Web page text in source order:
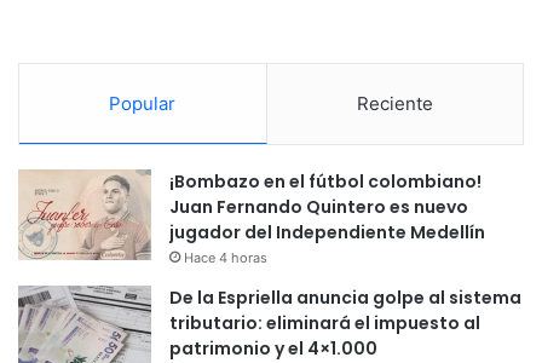
Popular Reciente
¡Bombazo en el fútbol colombiano!
Juan Fernando Quintero es nuevo
jugador del Independiente Medellín
Hace 4 horas
De la Espriella anuncia golpe al sistema
tributario: eliminará el impuesto al
patrimonio y el 4×1.000